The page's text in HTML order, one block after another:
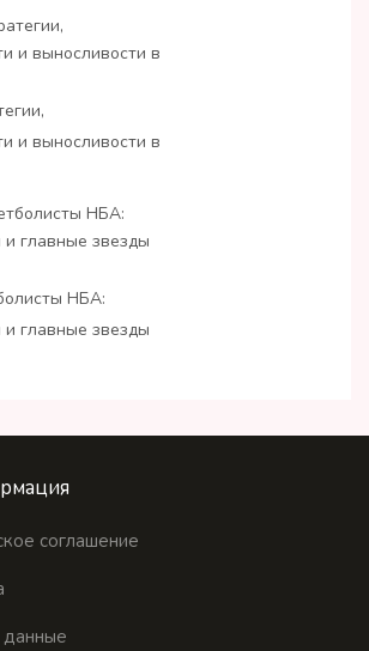
и выносливости в
НБА:
и главные звезды
соглашение